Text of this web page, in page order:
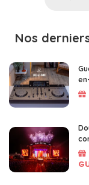
Nos